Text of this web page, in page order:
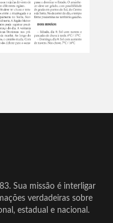
Sua missão é interligar
verdadeiras sobre
estadual e nacional.